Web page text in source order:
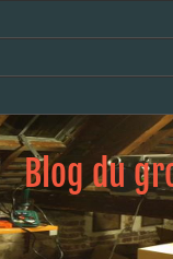
Blog du